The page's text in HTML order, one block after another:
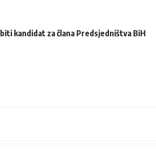
kandidat za člana Predsjedništva BiH